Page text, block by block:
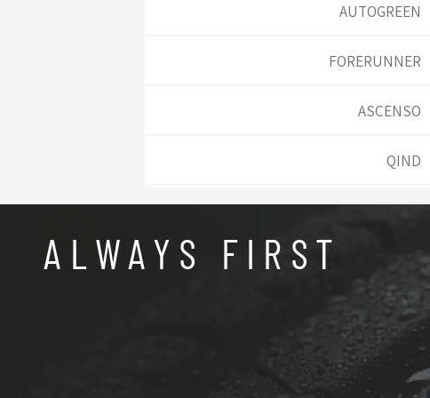
AUTOGREEN
FORERUNNER
ASCENSO
QIND